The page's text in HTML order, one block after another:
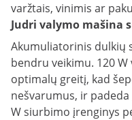
varžtais, vinimis ar
Judri valymo mašina
Akumuliatorinis dulkių
bendru veikimu. 120
optimalų greitį, kad
nešvarumus, ir
W siurbimo įrenginys